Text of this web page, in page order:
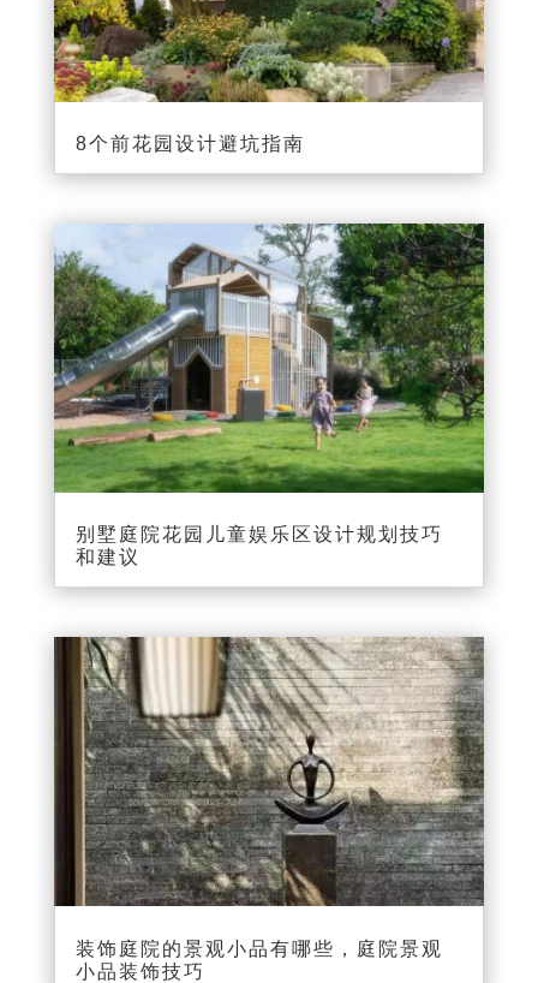
8个前花园设计避坑指南
别墅庭院花园儿童娱乐区设计规划技巧
和建议
装饰庭院的景观小品有哪些，庭院景观
小品装饰技巧